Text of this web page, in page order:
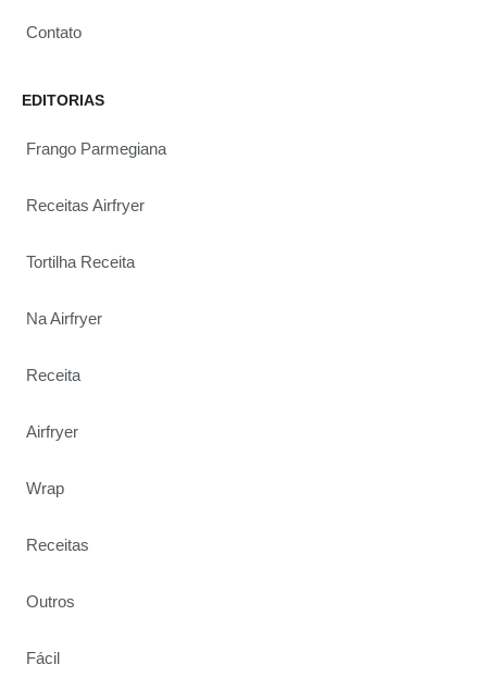
Contato
EDITORIAS
Frango Parmegiana
Receitas Airfryer
Tortilha Receita
Na Airfryer
Receita
Airfryer
Wrap
Receitas
Outros
Fácil